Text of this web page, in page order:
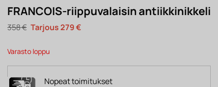
FRANCOIS-riippuvalaisin antiikkinikkeli
358€ Alkuperäinen
hinta
358 €.
279€Nykyinen
Varasto loppu
Nopeat toimitukset